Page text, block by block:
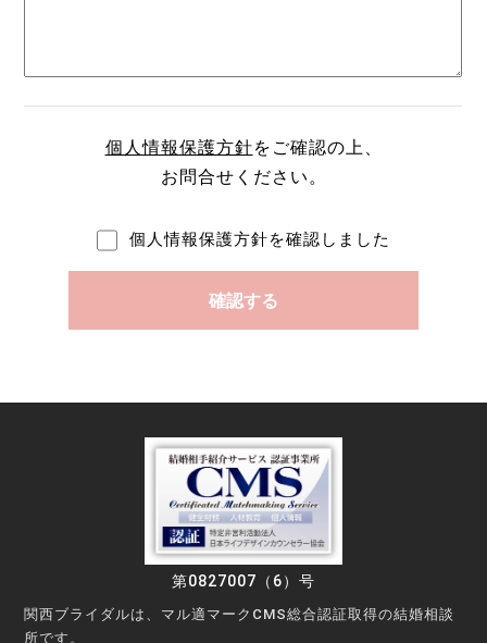
個人情報保護方針をご確認の上、
お問合せください。
個人情報保護方針を確認しました
第0827007（6）号
関西ブライダルは、マル適マークCMS総合認証取得の結婚相談
所です。